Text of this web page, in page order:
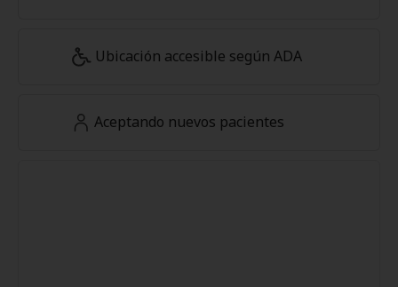
Ubicación accesible según ADA
Aceptando nuevos pacientes